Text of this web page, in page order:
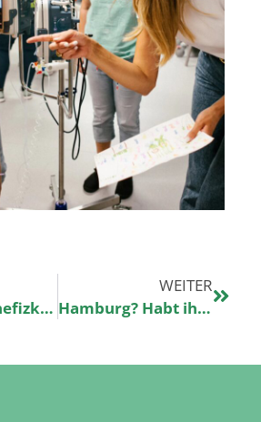
Open Air Benefizkonzert – Grüße von Max Giesinger
WEITER
Hamburg? Habt ihr uns schon gefunden?